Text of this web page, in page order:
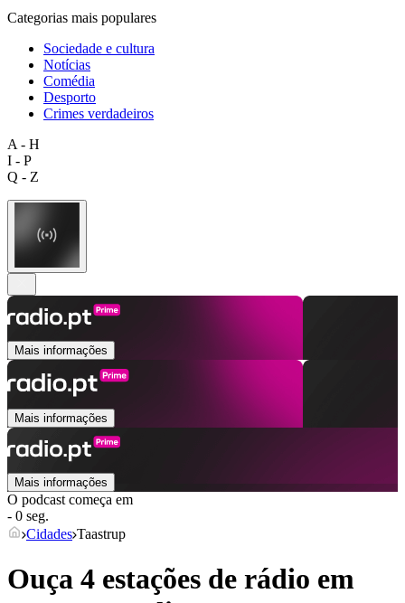
Categorias mais populares
Sociedade e cultura
Notícias
Comédia
Desporto
Crimes verdadeiros
A - H
I - P
Q - Z
Mais informações
Mais informações
Mais informações
O podcast começa em
- 0 seg.
Cidades Taastrup
Ouça 4 estações de rádio em